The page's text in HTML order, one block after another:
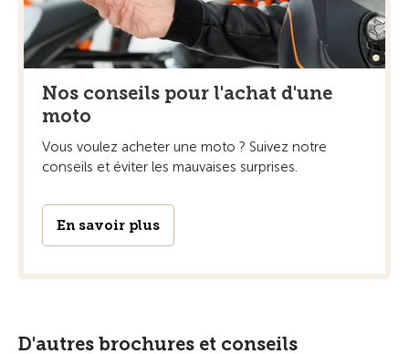
Nos conseils pour l'achat d'une
moto
Vous voulez acheter une moto ? Suivez notre
conseils et éviter les mauvaises surprises.
En savoir plus
D'autres brochures et conseils